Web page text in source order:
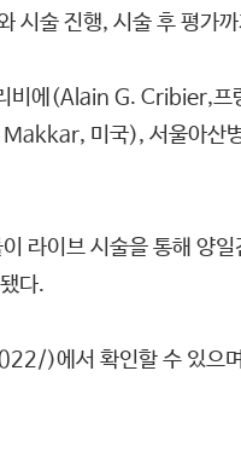
시술 진행, 시술 후 평가
비에(Alain G. Cribier,
미국), 서울아산병
라이브 시술을 통해 양
다.
)에서 확인할 수 있으